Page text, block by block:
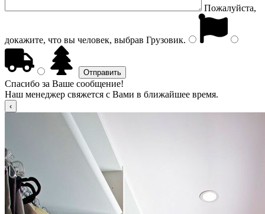
Пожалуйста,
докажите, что вы человек, выбрав Грузовик.
Спасибо за Ваше сообщение!
Наш менеджер свяжется с Вами в ближайшее время.